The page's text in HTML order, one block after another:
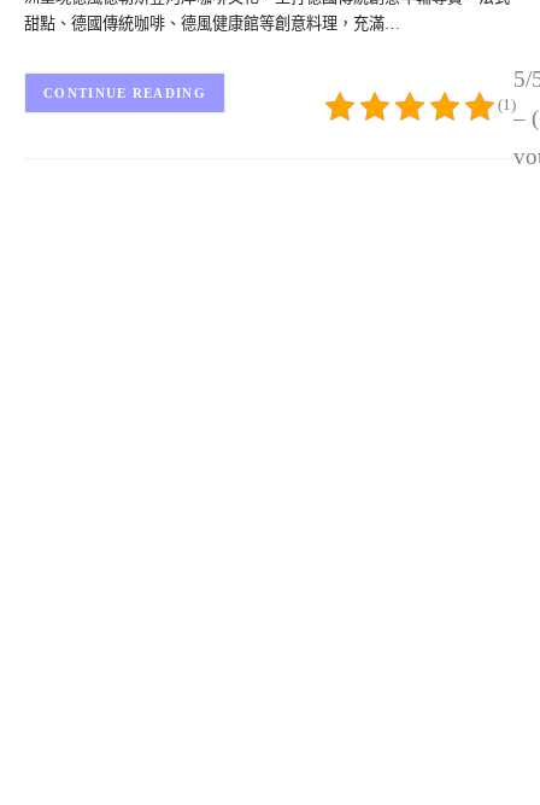
甜點、德國傳統咖啡、德風健康館等創意料理，充滿…
5/
–
(1)
CONTINUE READING